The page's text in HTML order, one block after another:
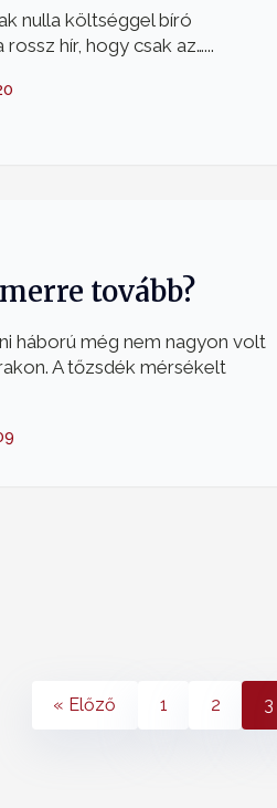
nulla költséggel bíró
hír, hogy csak az…...
tovább?
háború még nem nagyon volt
A tőzsdék mérsékelt
« Előző 1 2 3